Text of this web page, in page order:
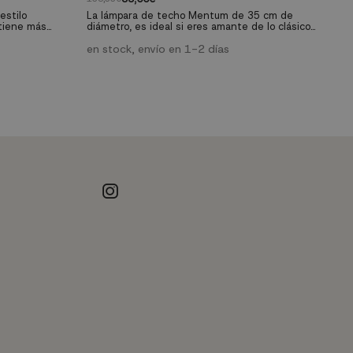
más
con
La lámpara de techo Mentum de 35 cm de
diámetro, es ideal si eres amante de lo clásico
espacio comercial con un toque retro, última
en stock, envío en 1-2 días